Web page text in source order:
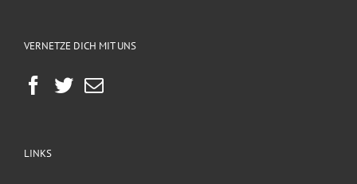
VERNETZE DICH MIT UNS
LINKS